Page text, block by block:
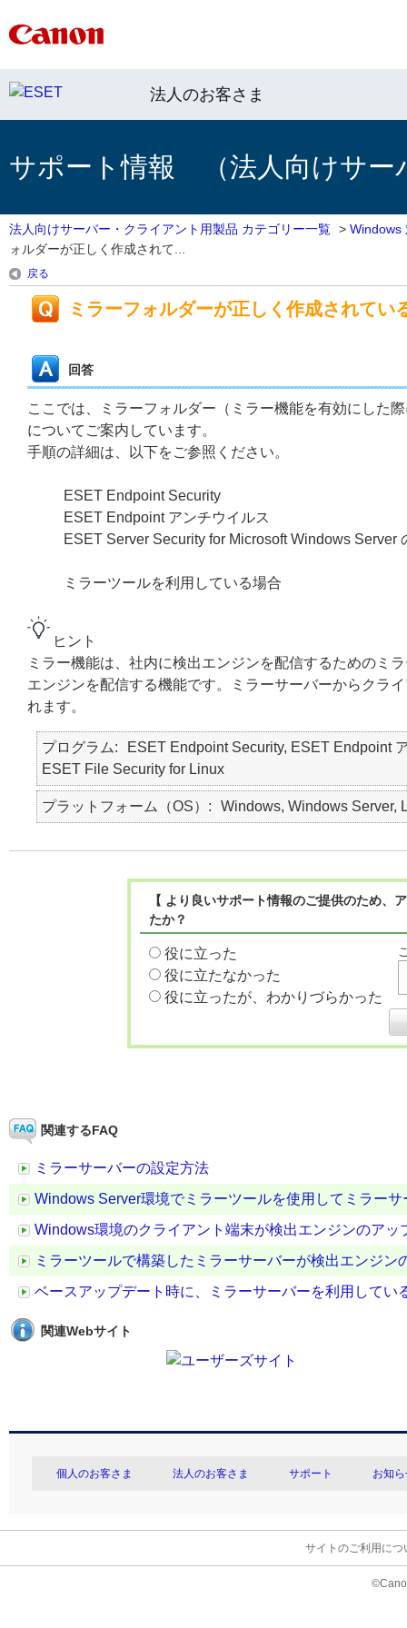
法人のお客さま
サポート情報 （法人向けサー
法人向けサーバー・クライアント用製品 カテゴリー一覧 > Windows
ォルダーが正しく作成されて...
戻る
ミラーフォルダーが正しく作成されてい
回答
ここでは、ミラーフォルダー（ミラー機能を有効にした
についてご案内しています。
手順の詳細は、以下をご参照ください。
ESET Endpoint Security
ESET Endpoint アンチウイルス
ESET Server Security for Microsoft Windows Server
ミラーツールを利用している場合
ヒント
ミラー機能は、社内に検出エンジンを配信するためのミ
エンジンを配信する機能です。ミラーサーバーからクラ
れます。
プログラム
ESET Endpoint Security, ESET Endpoint
ESET File Security for Linux
プラットフォーム（OS） Windows, Windows Server,
【 より良いサポート情報のご提供のため
たか？
役に立った
役に立たなかった
役に立ったが、わかりづらかった
関連するFAQ
ミラーサーバーの設定方法
Windows Server環境でミラーツールを使用してミラー
Windows環境のクライアント端末が検出エンジンのアッ
ミラーツールで構築したミラーサーバーが検出エンジン
ベースアップデート時に、ミラーサーバーを利用して
関連Webサイト
個人のお客さま 法人のお客さま サポート お知
サイトのご利用につ